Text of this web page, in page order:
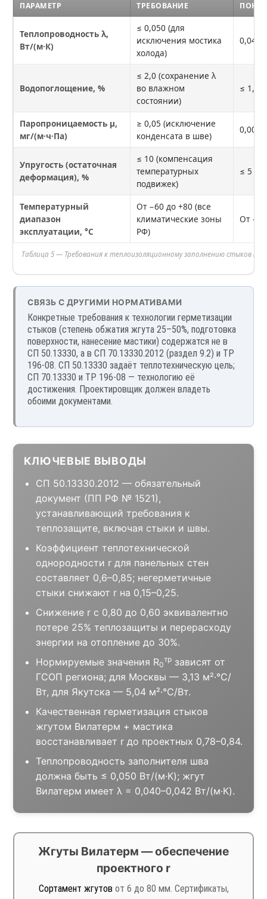
Таблица 5 — Требования к теплоизоляционному заполнению стыков
ПАРАМЕТР ТРЕБОВАНИЕ
Теплопроводность λ,
Вт/(м·К)
≤ 0,050 (для
исключения мостика
холода)
Водопоглощение, %
≤ 2,0 (сохранение λ
во влажном
состоянии)
≤ 1,0
Паропроницаемость μ,
мг/(м·ч·Па)
≥ 0,05 (исключение
конденсата в шве)
Упругость (остаточная
деформация), %
≤ 10 (компенсация
температурных
подвижек)
≤ 5
Температурный
диапазон
эксплуатации, °C
От −60 до +80 (все
климатические зоны
РФ)
От
СВЯЗЬ С ДРУГИМИ НОРМАТИВАМИ
Конкретные требования к технологии герметизации
стыков (степень обжатия жгута 25–50%, подготовка
поверхности, нанесение мастики) содержатся не в
СП 50.13330, а в СП 70.13330.2012 (раздел 9.2) и ТР
196-08. СП 50.13330 задаёт теплотехническую цель;
СП 70.13330 и ТР 196-08 — технологию её
достижения. Проектировщик должен владеть
обоими документами.
КЛЮЧЕВЫЕ ВЫВОДЫ
СП 50.13330.2012 — обязательный
документ (ПП РФ № 1521),
устанавливающий требования к
теплозащите, включая стыки и швы.
Коэффициент теплотехнической
однородности r для панельных стен
составляет 0,6–0,85; негерметичные
стыки снижают r на 0,15–0,25.
Снижение r с 0,80 до 0,60 эквивалентно
потере 25% теплозащиты и перерасходу
энергии на отопление до 30%.
Нормируемые значения R0
тр зависят от
ГСОП региона; для Москвы — 3,13 м²·°C/
Вт, для Якутска — 5,04 м²·°C/Вт.
Качественная герметизация стыков
жгутом Вилатерм + мастика
восстанавливает r до проектных 0,78–0,84.
Теплопроводность заполнителя шва
должна быть ≤ 0,050 Вт/(м·К); жгут
Вилатерм имеет λ = 0,040–0,042 Вт/(м·К).
Жгуты Вилатерм — обеспечение
проектного r
Сортамент жгутов от 6 до 80 мм. Сертификаты,